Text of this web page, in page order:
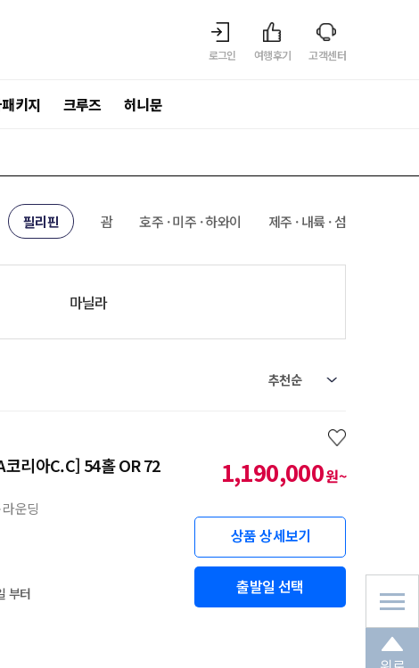
로그인 여행후기 고객센터
키지 크루즈 허니문
필리핀 괌 호주 · 미주 · 하와이 제주 · 내륙 · 섬
마닐라
리아C.C] 54홀 OR 72
운딩
부터
1,190,000원~
상품 상세보기
출발일 선택